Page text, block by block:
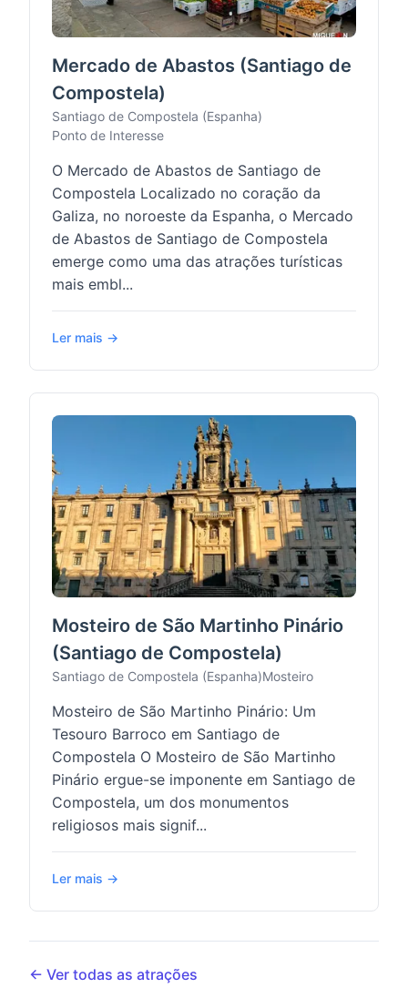
Mercado de Abastos (Santiago de
Compostela)
Santiago de Compostela (Espanha)
Ponto de Interesse
O Mercado de Abastos de Santiago de
Compostela Localizado no coração da
Galiza, no noroeste da Espanha, o Mercado
de Abastos de Santiago de Compostela
emerge como uma das atrações turísticas
mais embl...
Ler mais →
Mosteiro de São Martinho Pinário
(Santiago de Compostela)
Santiago de Compostela (Espanha)Mosteiro
Mosteiro de São Martinho Pinário: Um
Tesouro Barroco em Santiago de
Compostela O Mosteiro de São Martinho
Pinário ergue-se imponente em Santiago de
Compostela, um dos monumentos
religiosos mais signif...
Ler mais →
← Ver todas as atrações